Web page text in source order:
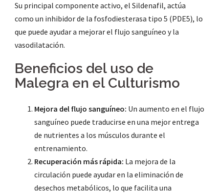
Su principal componente activo, el Sildenafil, actúa
como un inhibidor de la fosfodiesterasa tipo 5 (PDE5), lo
que puede ayudar a mejorar el flujo sanguíneo y la
vasodilatación.
Beneficios del uso de
Malegra en el Culturismo
Mejora del flujo sanguíneo: Un aumento en el flujo
sanguíneo puede traducirse en una mejor entrega
de nutrientes a los músculos durante el
entrenamiento.
Recuperación más rápida: La mejora de la
circulación puede ayudar en la eliminación de
desechos metabólicos, lo que facilita una